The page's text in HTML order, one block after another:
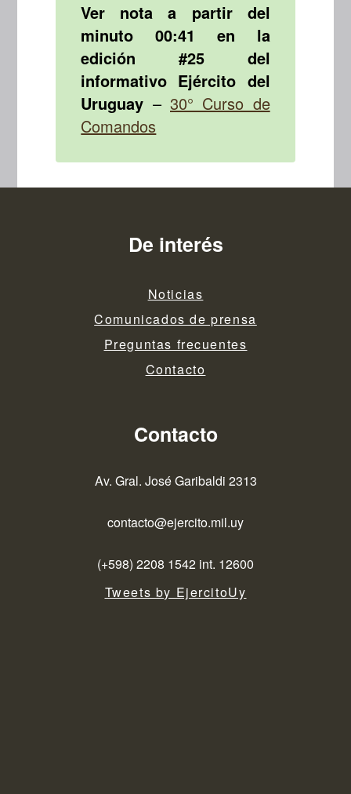
Ver nota a partir del
minuto 00:41 en la
edición #25 del
informativo Ejército del
Uruguay –30° Curso de
Comandos
De interés
Noticias
Comunicados de prensa
Preguntas frecuentes
Contacto
Contacto
Av. Gral. José Garibaldi 2313
contacto@ejercito.mil.uy
(+598) 2208 1542 int. 12600
Tweets by EjercitoUy